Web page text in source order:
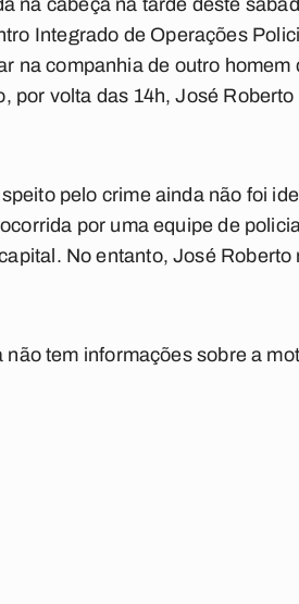
na cabeça na tarde deste
Integrado de Operações
na companhia de outro
por volta das 14h, José
pelo crime ainda não foi
por uma equipe de
No entanto, José
tem informações sobre a